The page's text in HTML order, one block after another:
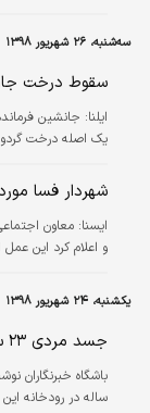
سه‌شنبه، ۲۶ شهریور ۱۳۹۸
سقوط درخت جان مرد ۵۲
ایلنا:
یک اصله درخت
شهردار فسا
ايسنا: معاون
و اعلام کرد این
یکشنبه، ۲۴ شهریور ۱۳۹۸
جسد مردی ۲۳ ساله در رودخانه بستان کشف شد!/ عکس
ساله در رودخانه